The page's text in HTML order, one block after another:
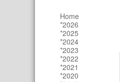
Home
*2026
*2025
*2024
*2023
*2022
*2021
*2020